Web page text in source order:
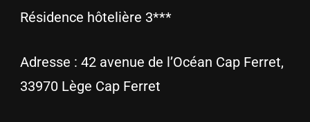
Résidence hôtelière 3***
Adresse : 42 avenue de l’Océan Cap Ferret,
33970 Lège Cap Ferret